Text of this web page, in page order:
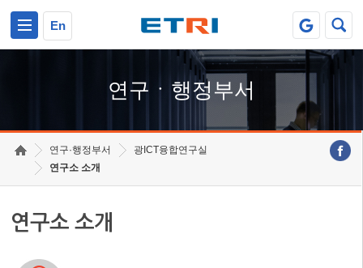
En
연구ㆍ행정부서
연구·행정부서
광ICT융합연구실
연구소 소개
연구소 소개